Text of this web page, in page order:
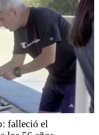
falleció el